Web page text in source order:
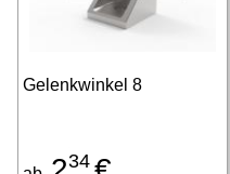
Gelenkwinkel 8
34